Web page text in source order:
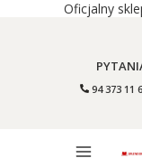
Oficjalny
94 373 11